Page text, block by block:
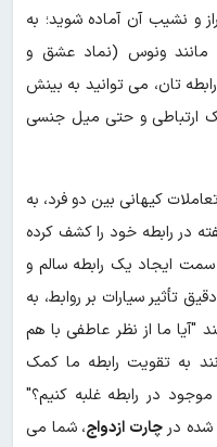
و نشیب آن آماده شوید؛ به
مانند ونوس (نماد عشق و
تان، می توانید به بینش
ارتباطی و حتی میل جنسی
کیهانی بین دو فرد، به
در رابطه خود را کشف کرده
ایجاد یک رابطه سالم و
تأثیر سیارات بر روابط، به
"آیا ما از نظر عاطفی با هم
به تقویت رابطه ما کمک
در رابطه غلبه کنیم؟"
شده درچارت ازدواج، شما می